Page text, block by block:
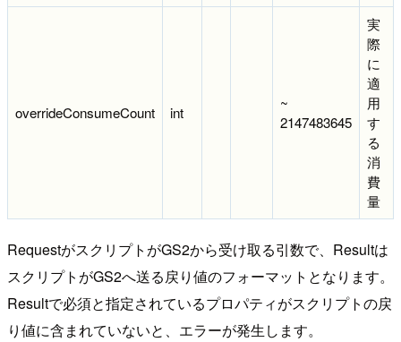
overrideConsumeCount int
~
2147483645
実
際
に
適
用
す
る
消
費
量
RequestがスクリプトがGS2から受け取る引数で、Resultは
スクリプトがGS2へ送る戻り値のフォーマットとなります。
Resultで必須と指定されているプロパティがスクリプトの戻
り値に含まれていないと、エラーが発生します。